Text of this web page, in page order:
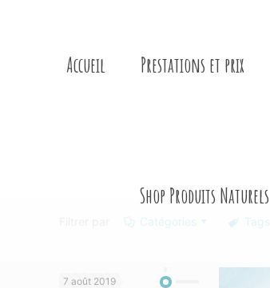
Accueil Prestations et prix
Shop Produits Naturels
Catégories Tags
7 août 2019